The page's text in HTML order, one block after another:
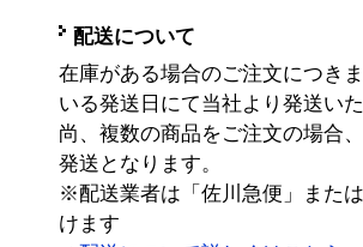
配送について
在庫がある場合のご注文につき
いる発送日にて当社より発送い
尚、複数の商品をご注文の場合
発送となります。
※配送業者は「佐川急便」また
けます